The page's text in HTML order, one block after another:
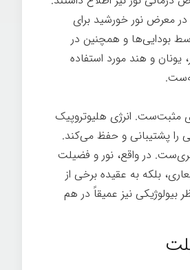
در معرض نور خورشید برای
بودایی‌ها و همچنین در
و هند مورد استفاده
مثبت‌ست. انرژی هلیوتروپیک
را پشتیبانی و حفظ می‌کند.
در واقع، نور و فضیلت
بلکه به عقیده برخی از
بیولوژیکی نیز عمیقاً در هم